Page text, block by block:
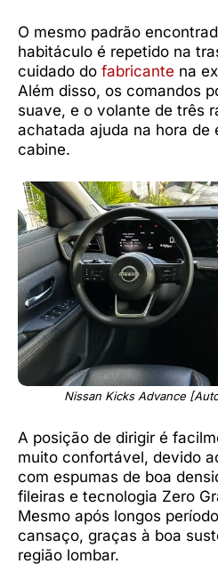
O mesmo padrão
habitáculo é repetido na
cuidado do fabricante na
Além disso, os comandos
suave, e o volante de três
achatada ajuda na hora de
cabine.
Nissan Kicks Advance
A posição de dirigir é
muito confortável, devido
com espumas de boa
fileiras e tecnologia Zero
Mesmo após longos
cansaço, graças à boa
região lombar.